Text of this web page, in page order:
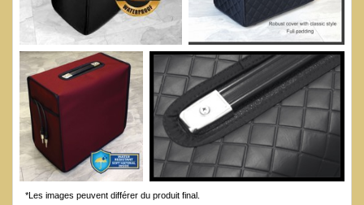
*Les images peuvent différer du produit final.